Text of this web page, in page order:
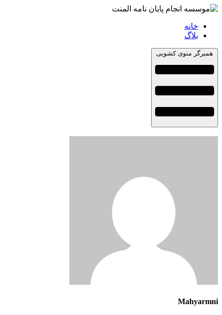
خانه
بلاگ
همبرگر منوی کشویی
Mahyarmni